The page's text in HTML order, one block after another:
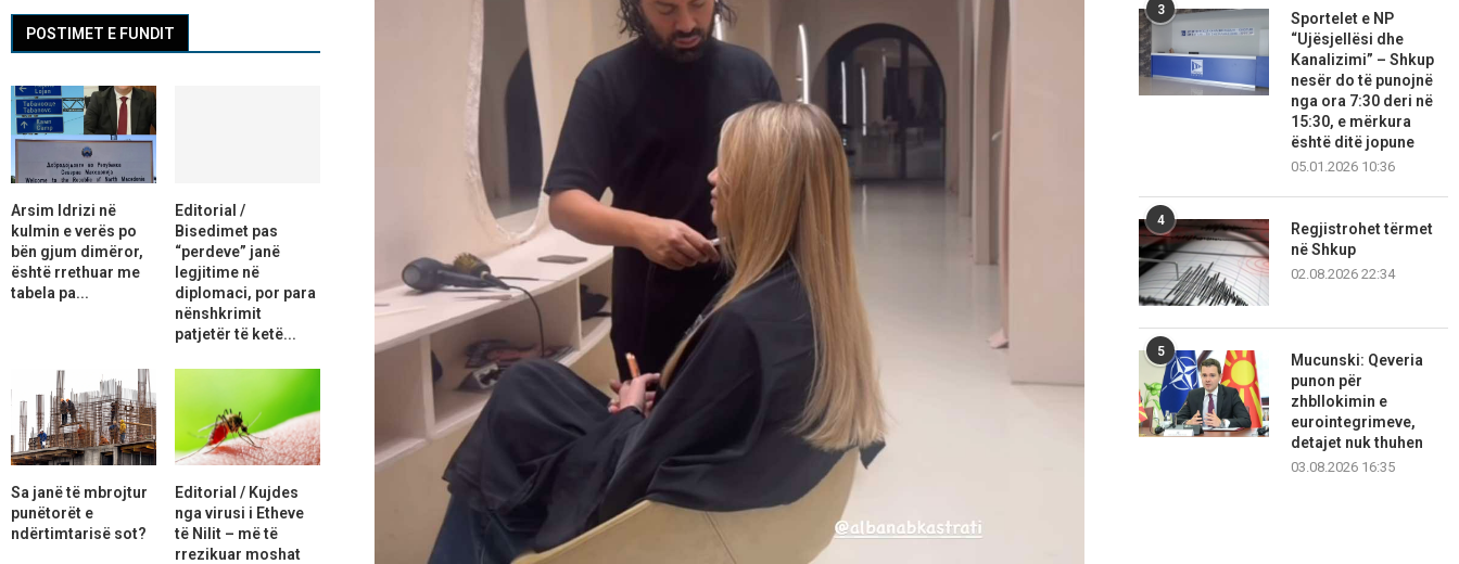
3
Sportelet e NP
“Ujësjellësi dhe
Kanalizimi” – Shkup
nesër do të punojnë
nga ora 7:30 deri në
15:30, e mërkura
është ditë jopune
05.01.2026 10:36
4
Regjistrohet tërmet
në Shkup
02.08.2026 22:34
5
Mucunski: Qeveria
punon për
zhbllokimin e
eurointegrimeve,
detajet nuk thuhen
03.08.2026 16:35
POSTIMET E FUNDIT
Arsim Idrizi në
kulmin e verës po
bën gjum dimëror,
është rrethuar me
tabela pa...
Editorial /
Bisedimet pas
“perdeve” janë
legjitime në
diplomaci, por para
nënshkrimit
patjetër të ketë...
Sa janë të mbrojtur
punëtorët e
ndërtimtarisë sot?
Editorial / Kujdes
nga virusi i Etheve
të Nilit – më të
rrezikuar moshat